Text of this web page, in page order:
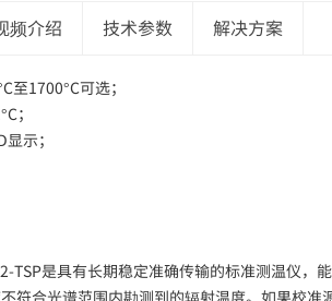
频介绍 技术参数 解决方案
至1700°C可选；
；
示；
TSP是具有长期稳定准确传输的标准测温仪，
符合光谱范围内勘测到的辐射温度。如果校准